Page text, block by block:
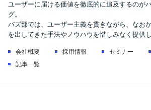
ユーザーに届ける価値を徹底的に追及するのが
グ。
バズ部では、ユーザー主義を貫きながら、なお
を出してきた手法やノウハウを惜しみなく提供
会社概要 採用情報 セミナー
記事一覧